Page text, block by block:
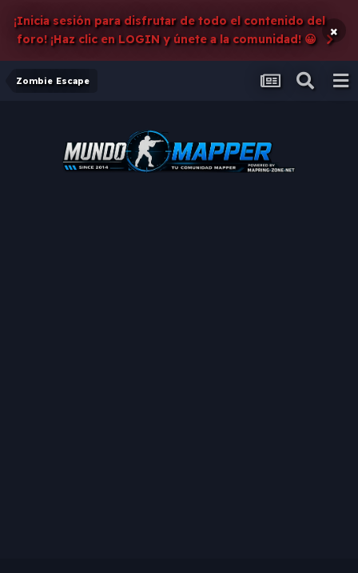
¡Inicia sesión para disfrutar de todo el contenido del
foro! ¡Haz clic en LOGIN y únete a la comunidad! 😀
×
Zombie Escape